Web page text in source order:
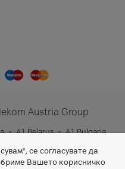
Austria Group
A1 Belarus
A1 Bulgaria
A1 Digital
се согласувате да
Вашето корисничко